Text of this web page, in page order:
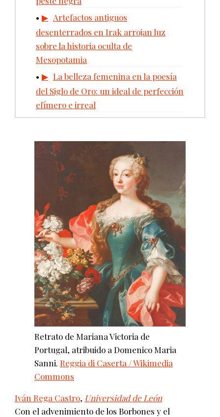
Artefactos antiguos
desenterrados en Irak arrojan luz
sobre la historia oculta de
Mesopotamia
La belleza femenina en la poesía
del Siglo de Oro: un ideal de perfección
efímero e irreal
Retrato de Mariana Victoria de
Portugal, atribuido a Domenico Maria
Sanni. Reggia di Caserta / Wikimedia
Commons
Iván Rega Castro, Universidad de León
Con el advenimiento de los Borbones y el